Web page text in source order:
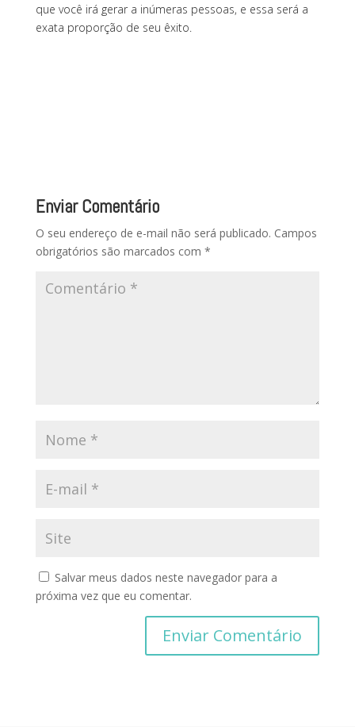
que você irá gerar a inúmeras pessoas, e essa será a
exata proporção de seu êxito.
Enviar Comentário
O seu endereço de e-mail não será publicado. Campos
obrigatórios são marcados com *
Salvar meus dados neste navegador para a
próxima vez que eu comentar.